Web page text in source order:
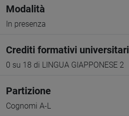
Modalità
In presenza
Crediti formativi universitari
0 su 18 di LINGUA GIAPPONESE 2
Partizione
Cognomi A-L